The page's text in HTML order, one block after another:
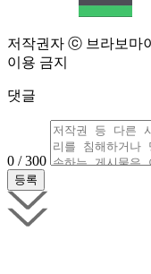
저작권자 ⓒ 브라보마
이용 금지
댓글
0 / 300